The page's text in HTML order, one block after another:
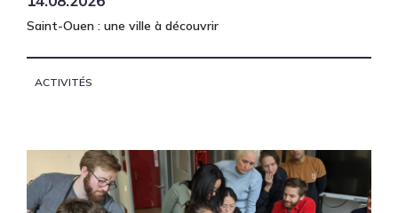
Saint-Ouen : une ville à découvrir
ACTIVITÉS